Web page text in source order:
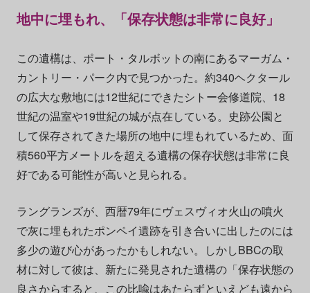
地中に埋もれ、「保存状態は非常に良好」
この遺構は、ポート・タルボットの南にあるマーガム・
カントリー・パーク内で見つかった。約340ヘクタール
の広大な敷地には12世紀にできたシトー会修道院、18
世紀の温室や19世紀の城が点在している。史跡公園と
して保存されてきた場所の地中に埋もれているため、面
積560平方メートルを超える遺構の保存状態は非常に良
好である可能性が高いと見られる。
ラングランズが、西暦79年にヴェスヴィオ火山の噴火
で灰に埋もれたポンペイ遺跡を引き合いに出したのには
多少の遊び心があったかもしれない。しかしBBCの取
材に対して彼は、新たに発見された遺構の「保存状態の
良さからすると、この比喩はあたらずといえども遠から